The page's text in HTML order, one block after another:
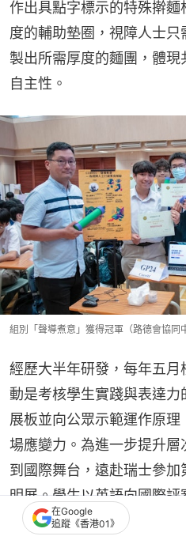
作出具點字標示的特殊擀麵
度的輔助墊圈，視障人士
製出所需厚度的麵團，體
自主性。
組別「聲導煮意」獲得冠軍（路德會協同
經歷大半年研發，每年五月
動是考核學生實踐與表達
展板並向公眾示範運作原
場應變力。為進一步提升
到國際舞台，遠赴瑞士參
明展。學生以英語向國際
並榮獲 Young Talent
在Google
追蹤《香港01》